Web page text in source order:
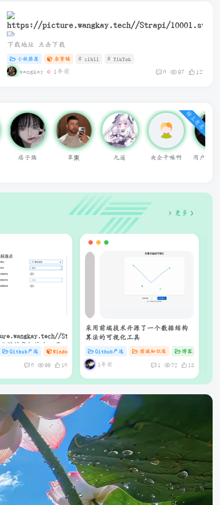
TikTok安卓免插卡使用教程
下载地址 点击下载
小妖推荐 杂货铺 # zibll # TikTok
wangkay 1年前 0 97 12
榜上有名
央企干嘛啊 用户55336638 无为 何以凉夏 ives1
更多
# C # AI # docker
源的鼠标连点工具
Github严选 Windows工具库 # C # 软件 # Mac
0 99 10
采用前端技术开源了一个数据结构
算法的可视化工具
Github严选 前端知识库 博客文章
1年前 1 72 13